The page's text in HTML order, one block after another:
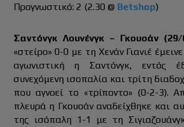
Προγνωστικό: 2 (2.30 @ Betshop)
Σαντόνγκ Λουνένγκ – Γκουοάν (29/
«στείρο» 0-0 με τη Χενάν Γιανιέ
αγωνιστική η Σαντόνγκ, εντός
συνεχόμενη ισοπαλία και τρίτη
που αγνοεί το «τρίποντο» (0-2-3).
πλευρά η Γκουοάν αναδείχθηκε και
της ισόπαλη 1-1 με τη